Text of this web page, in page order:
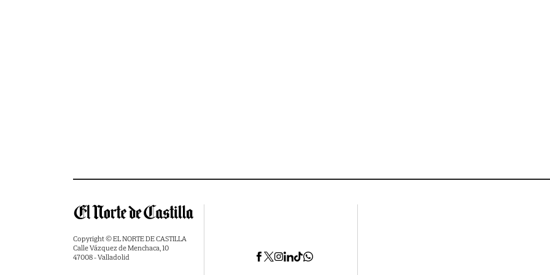
Copyright © EL NORTE DE CASTILLA
Calle Vázquez de Menchaca, 10
47008 - Valladolid